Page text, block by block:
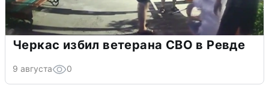
Черкас избил ветерана СВО в Ревде
9 августа 0